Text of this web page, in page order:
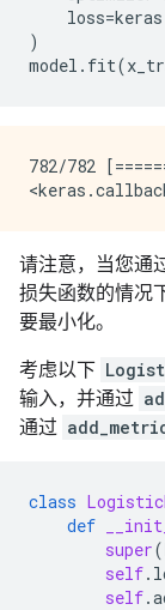
loss=keras
)
model . fit(
782/782
请注意，当您通
损失函数的情况
要最小化。
考虑以下
输入，并通过
通过
class
def
super(
self.
self.